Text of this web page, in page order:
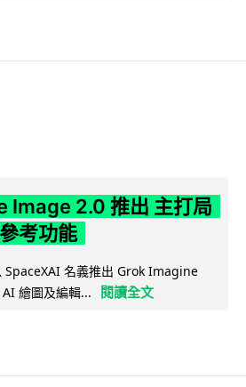
Image 2.0 推出 主打局
考功能
SpaceXAI 名義推出 Grok Imagine
繪圖及編輯...
閱讀全文